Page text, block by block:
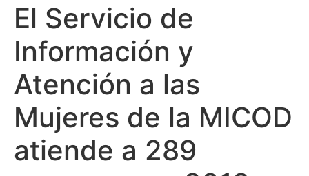
El Servicio de
Información y
Atención a las
Mujeres de la MICOD
atiende a 289